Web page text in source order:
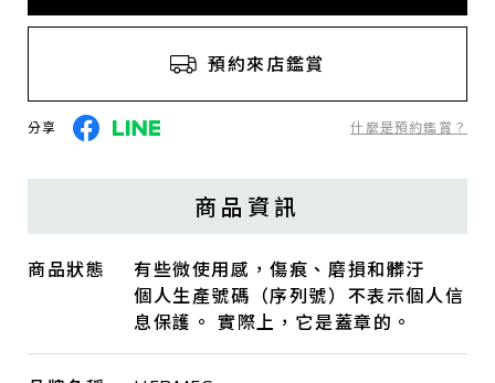
預約來店鑑賞
分享 什麼是預約鑑賞？
商品資訊
商品狀態
有些微使用感，傷痕、磨損和髒汙
個人生產號碼（序列號）不表示個人信
息保護。 實際上，它是蓋章的。